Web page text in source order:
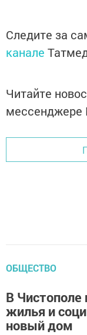
Следите за
канале
Читайте
мессенджере
ОБЩЕСТВО
В Чистополе
жилья и
новый дом